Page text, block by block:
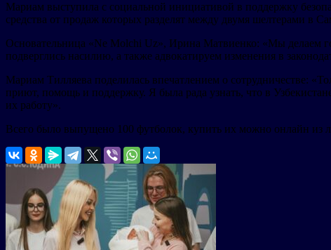
Мариам выступила с социальной инициативой в поддержку
средства от продаж которых разделят между двумя шелтерами в
Основательница «Ne Molchi Uz», Ирина Матвиенко: «Мы делаем
подверглись насилию, а также адвокатируем изменения в
Мариам Тилляева поделилась впечатлением о сотрудничестве:
приют, помощь и поддержку. Я была рада узнать, что в
их работу».
Всего было выпущено 100 футболок, купить их можно онлайн из